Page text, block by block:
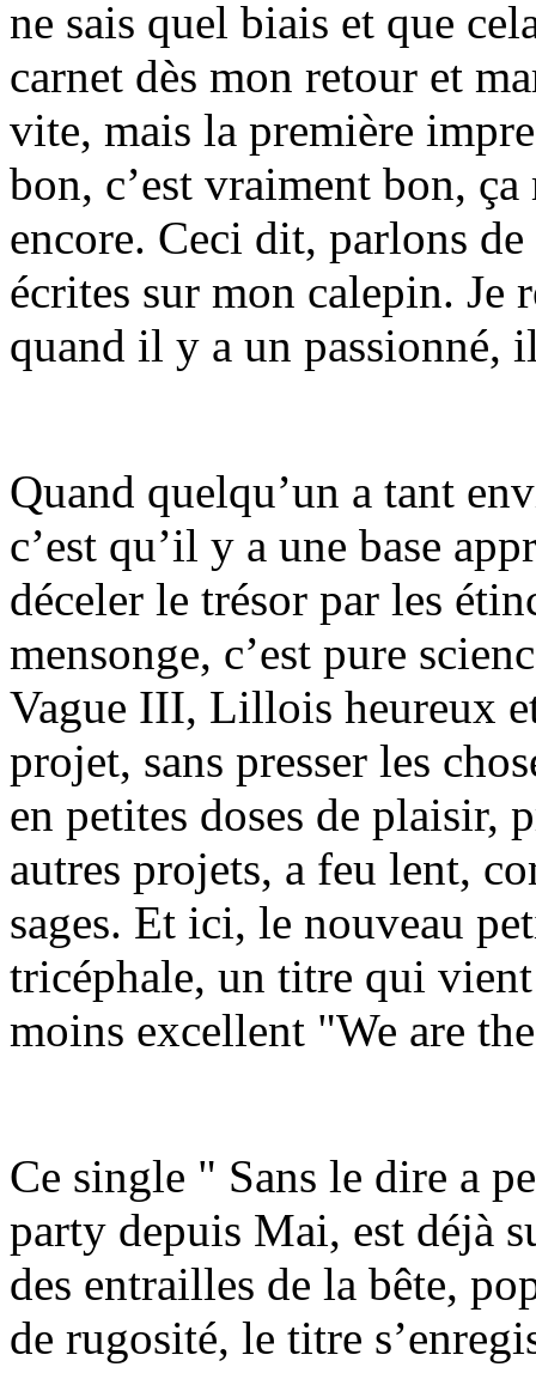
ne sais quel biais et que
carnet dès mon retour et
vite, mais la première
bon, c’est vraiment bon,
encore. Ceci dit, parlons
écrites sur mon calepin. Je
quand il y a un passionné,
Quand quelqu’un a tant
c’est qu’il y a une base
déceler le trésor par les
mensonge, c’est pure
Vague III, Lillois heureux
projet, sans presser les
en petites doses de plaisir,
autres projets, a feu lent,
sages. Et ici, le nouveau
tricéphale, un titre qui
moins excellent "We are
Ce single " Sans le dire a
party depuis Mai, est déjà
des entrailles de la bête,
de rugosité, le titre